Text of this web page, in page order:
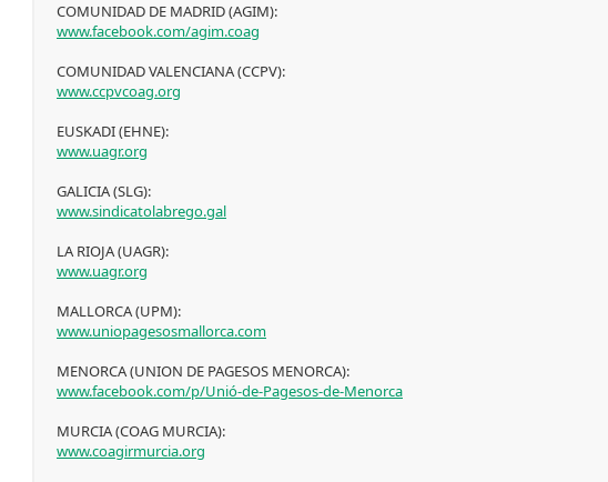
COMUNIDAD DE MADRID (AGIM):
www.facebook.com/agim.coag
COMUNIDAD VALENCIANA (CCPV):
www.ccpvcoag.org
EUSKADI (EHNE):
www.uagr.org
GALICIA (SLG):
www.sindicatolabrego.gal
LA RIOJA (UAGR):
www.uagr.org
MALLORCA (UPM):
www.uniopagesosmallorca.com
MENORCA (UNION DE PAGESOS MENORCA):
www.facebook.com/p/Unió-de-Pagesos-de-Menorca
MURCIA (COAG MURCIA):
www.coagirmurcia.org